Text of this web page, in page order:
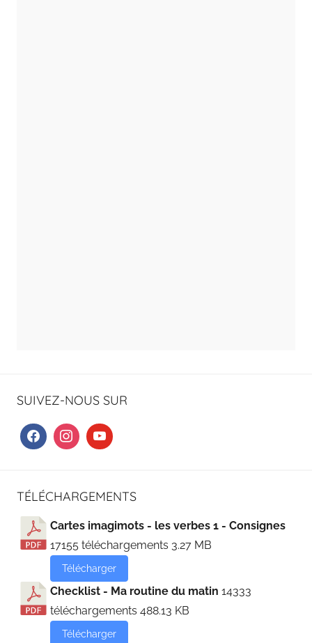
SUIVEZ-NOUS SUR
TÉLÉCHARGEMENTS
Cartes imagimots - les verbes 1 - Consignes
17155 téléchargements 3.27 MB
Télécharger
Checklist - Ma routine du matin 14333
téléchargements 488.13 KB
Télécharger